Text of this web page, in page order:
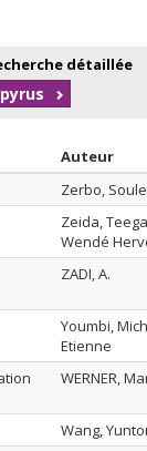
détaillée
Auteur
Zerbo,
Zeida,
Wendé
ZADI, A.
Youmbi,
Etienne
WERNER,
Wang,